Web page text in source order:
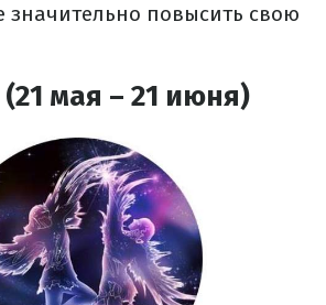
значительно повысить свою
мая – 21 июня)